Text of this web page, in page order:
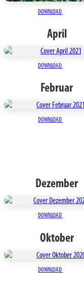
DOWNLOAD
April
DOWNLOAD
Februar
DOWNLOAD
Dezember
DOWNLOAD
Oktober
DOWNLOAD